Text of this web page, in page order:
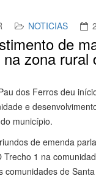
NOTICIAS
de
zona rural
dos Ferros deu
e
município.
de emenda
Trecho 1 na
comunidades de